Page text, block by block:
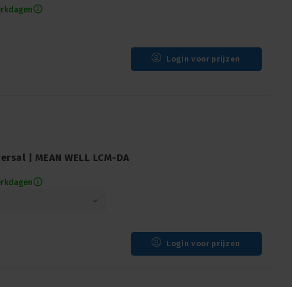
Login voor prijzen
| MEAN WELL LCM-DA
Login voor prijzen